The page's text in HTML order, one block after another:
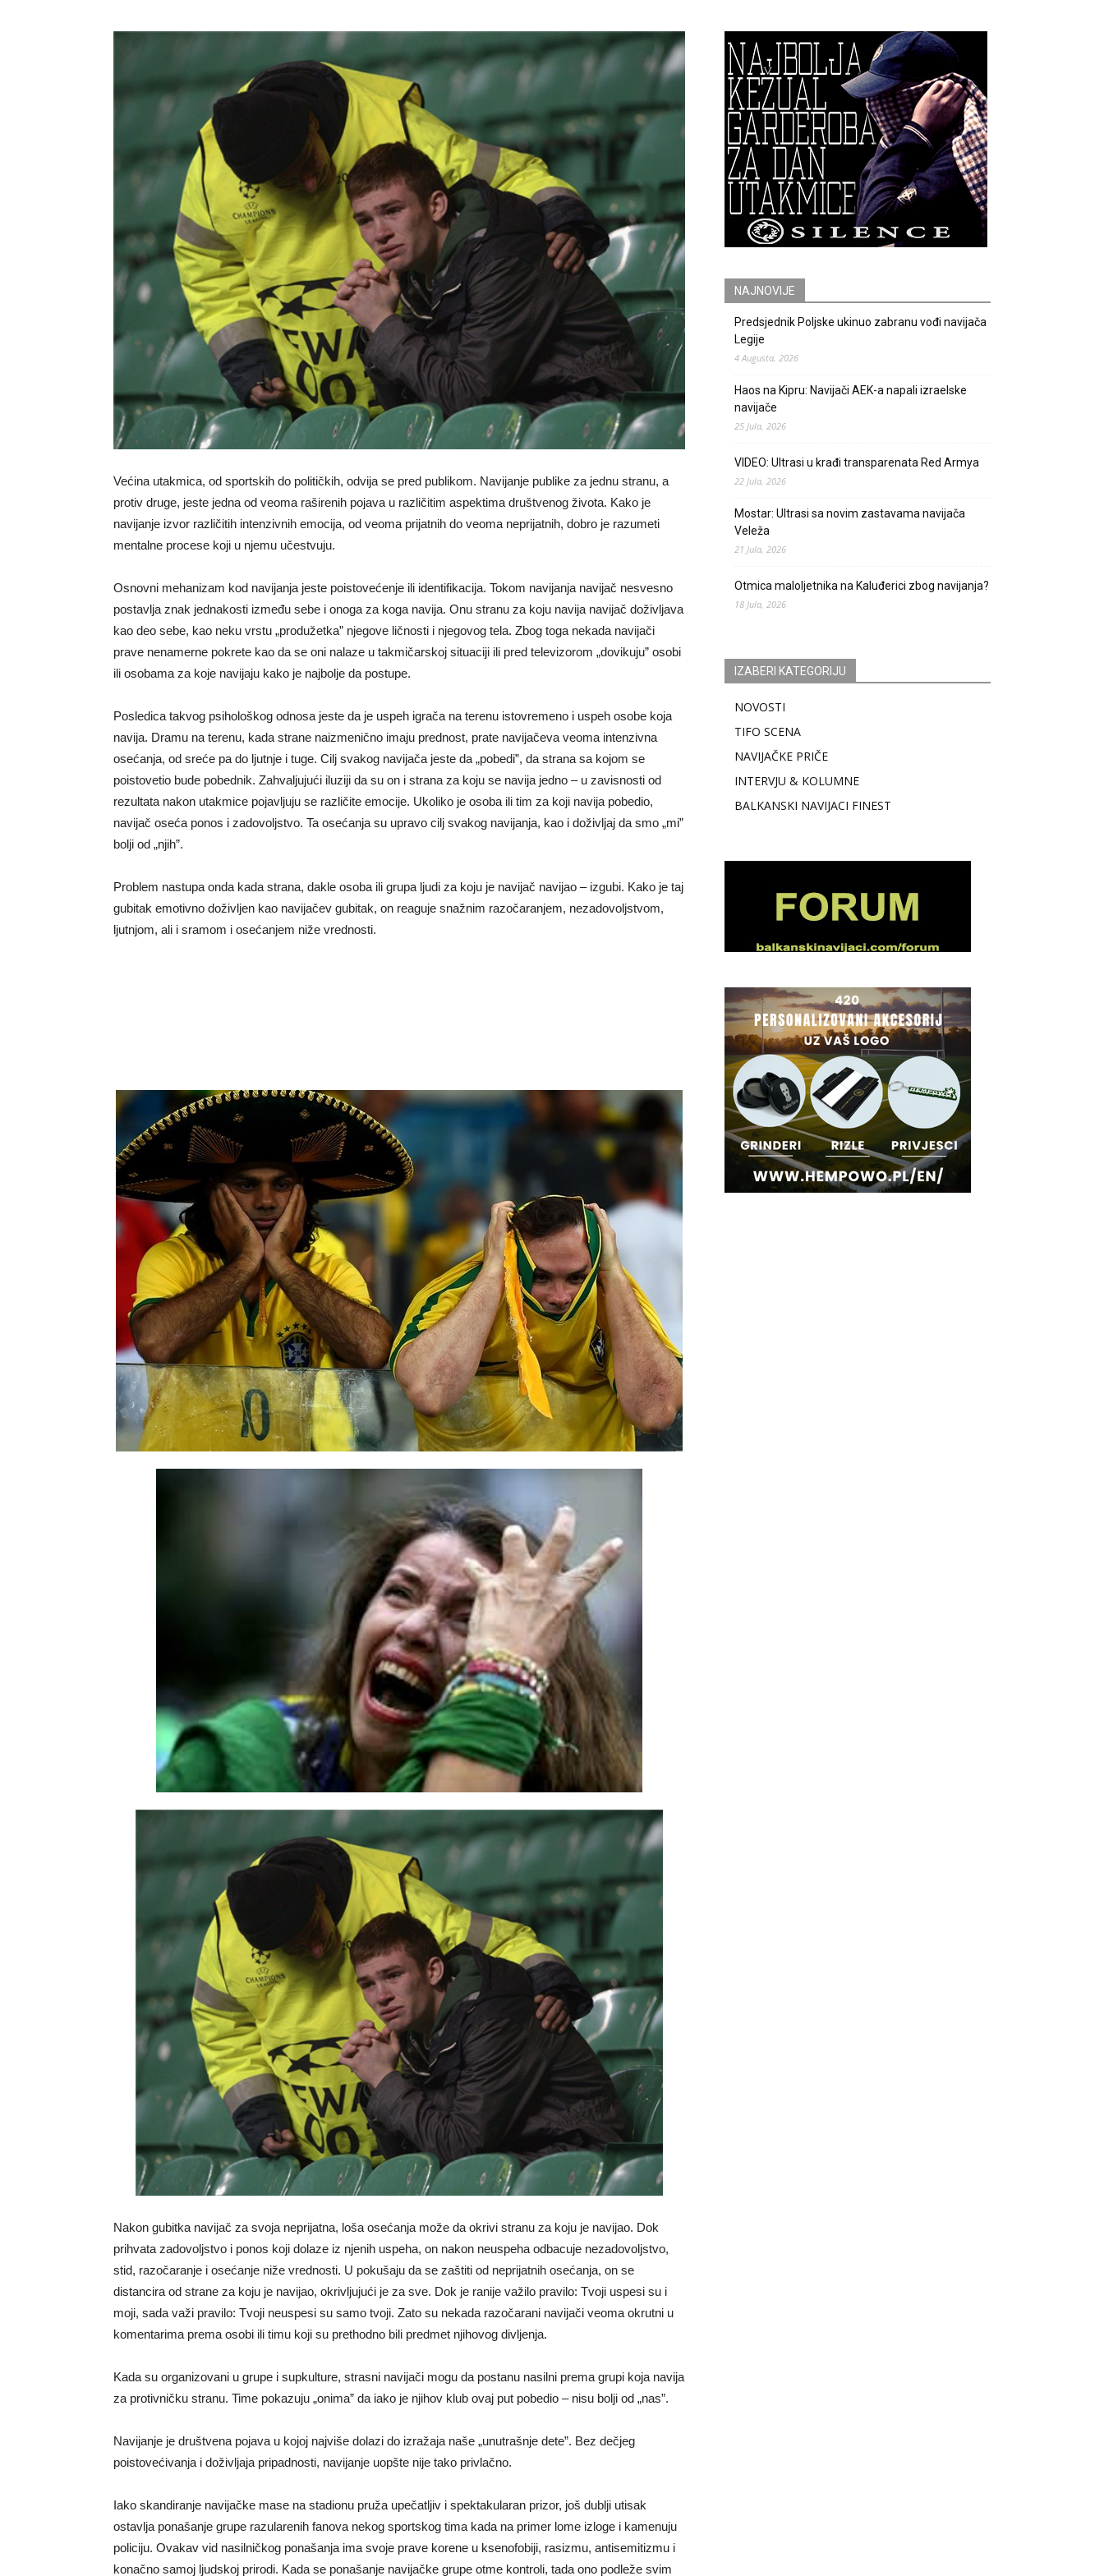
Većina utakmica, od sportskih do političkih, odvija se pred publikom. Navijanje publike za jednu stranu, a
protiv druge, jeste jedna od veoma raširenih pojava u različitim aspektima društvenog života. Kako je
navijanje izvor različitih intenzivnih emocija, od veoma prijatnih do veoma neprijatnih, dobro je razumeti
mentalne procese koji u njemu učestvuju.
Osnovni mehanizam kod navijanja jeste poistovećenje ili identifikacija. Tokom navijanja navijač nesvesno
postavlja znak jednakosti između sebe i onoga za koga navija. Onu stranu za koju navija navijač doživljava
kao deo sebe, kao neku vrstu „produžetka” njegove ličnosti i njegovog tela. Zbog toga nekada navijači
prave nenamerne pokrete kao da se oni nalaze u takmičarskoj situaciji ili pred televizorom „dovikuju” osobi
ili osobama za koje navijaju kako je najbolje da postupe.
Posledica takvog psihološkog odnosa jeste da je uspeh igrača na terenu istovremeno i uspeh osobe koja
navija. Dramu na terenu, kada strane naizmenično imaju prednost, prate navijačeva veoma intenzivna
osećanja, od sreće pa do ljutnje i tuge. Cilj svakog navijača jeste da „pobedi”, da strana sa kojom se
poistovetio bude pobednik. Zahvaljujući iluziji da su on i strana za koju se navija jedno – u zavisnosti od
rezultata nakon utakmice pojavljuju se različite emocije. Ukoliko je osoba ili tim za koji navija pobedio,
navijač oseća ponos i zadovoljstvo. Ta osećanja su upravo cilj svakog navijanja, kao i doživljaj da smo „mi”
bolji od „njih”.
Problem nastupa onda kada strana, dakle osoba ili grupa ljudi za koju je navijač navijao – izgubi. Kako je taj
gubitak emotivno doživljen kao navijačev gubitak, on reaguje snažnim razočaranjem, nezadovoljstvom,
ljutnjom, ali i sramom i osećanjem niže vrednosti.
Nakon gubitka navijač za svoja neprijatna, loša osećanja može da okrivi stranu za koju je navijao. Dok
prihvata zadovoljstvo i ponos koji dolaze iz njenih uspeha, on nakon neuspeha odbacuje nezadovoljstvo,
stid, razočaranje i osećanje niže vrednosti. U pokušaju da se zaštiti od neprijatnih osećanja, on se
distancira od strane za koju je navijao, okrivljujući je za sve. Dok je ranije važilo pravilo: Tvoji uspesi su i
moji, sada važi pravilo: Tvoji neuspesi su samo tvoji. Zato su nekada razočarani navijači veoma okrutni u
komentarima prema osobi ili timu koji su prethodno bili predmet njihovog divljenja.
Kada su organizovani u grupe i supkulture, strasni navijači mogu da postanu nasilni prema grupi koja navija
za protivničku stranu. Time pokazuju „onima” da iako je njihov klub ovaj put pobedio – nisu bolji od „nas”.
Navijanje je društvena pojava u kojoj najviše dolazi do izražaja naše „unutrašnje dete”. Bez dečjeg
poistovećivanja i doživljaja pripadnosti, navijanje uopšte nije tako privlačno.
Iako skandiranje navijačke mase na stadionu pruža upečatljiv i spektakularan prizor, još dublji utisak
ostavlja ponašanje grupe razularenih fanova nekog sportskog tima kada na primer lome izloge i kamenuju
policiju. Ovakav vid nasilničkog ponašanja ima svoje prave korene u ksenofobiji, rasizmu, antisemitizmu i
konačno samoj ljudskoj prirodi. Kada se ponašanje navijačke grupe otme kontroli, tada ono podleže svim
NAJNOVIJE
Predsjednik Poljske ukinuo zabranu vođi navijača
Legije
4 Augusta, 2026
Haos na Kipru: Navijači AEK-a napali izraelske
navijače
25 Jula, 2026
VIDEO: Ultrasi u krađi transparenata Red Armya
22 Jula, 2026
Mostar: Ultrasi sa novim zastavama navijača
Veleža
21 Jula, 2026
Otmica maloljetnika na Kaluđerici zbog navijanja?
18 Jula, 2026
IZABERI KATEGORIJU
NOVOSTI
TIFO SCENA
NAVIJAČKE PRIČE
INTERVJU & KOLUMNE
BALKANSKI NAVIJACI FINEST